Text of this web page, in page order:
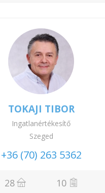
TOKAJI TIBOR
Ingatlanértékesítő
Szeged
+36 (70) 263 5362
28 10